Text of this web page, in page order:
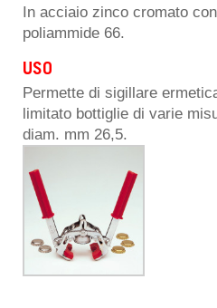
In acciaio zinco cromato
poliammide 66.
USO
Permette di sigillare
limitato bottiglie di varie
diam. mm 26,5.